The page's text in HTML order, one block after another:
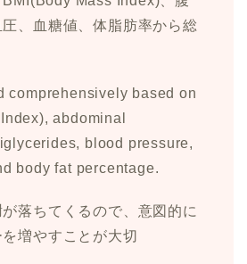
、血糖値、体脂肪率から総
comprehensively based on
abdominal
blood pressure,
body fat percentage.
落ちてくるので、意図的に
増やすことが大切